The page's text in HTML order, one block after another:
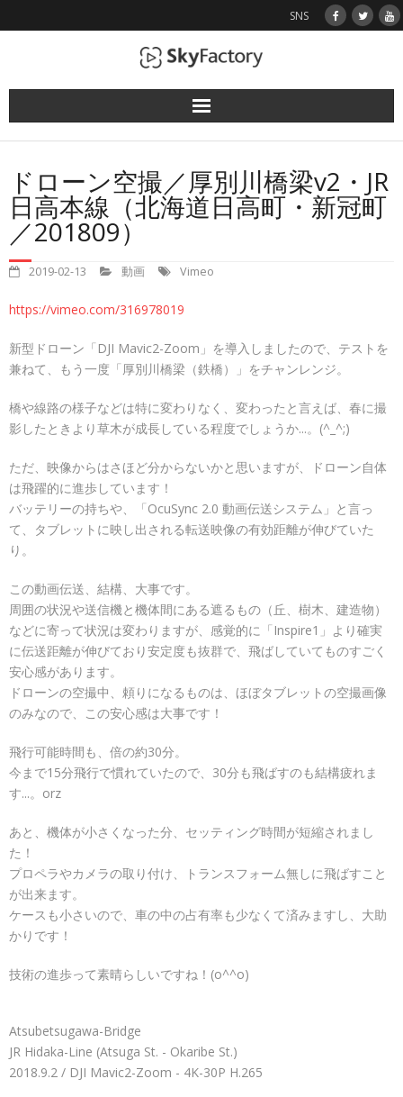
SNS
使用機（ドローン）
業務実績
空撮画像
お問い合わせ
ドローン空撮／厚別川橋梁v2・JR
日高本線（北海道日高町・新冠町
／201809）
2019-02-13 動画 Vimeo
https://vimeo.com/316978019
新型ドローン「DJI Mavic2-Zoom」を導入しましたので、テストを
兼ねて、もう一度「厚別川橋梁（鉄橋）」をチャンレンジ。
橋や線路の様子などは特に変わりなく、変わったと言えば、春に撮
影したときより草木が成長している程度でしょうか...。(^_^;)
ただ、映像からはさほど分からないかと思いますが、ドローン自体
は飛躍的に進歩しています！
バッテリーの持ちや、「OcuSync 2.0 動画伝送システム」と言っ
て、タブレットに映し出される転送映像の有効距離が伸びていた
り。
この動画伝送、結構、大事です。
周囲の状況や送信機と機体間にある遮るもの（丘、樹木、建造物）
などに寄って状況は変わりますが、感覚的に「Inspire1」より確実
に伝送距離が伸びており安定度も抜群で、飛ばしていてものすごく
安心感があります。
ドローンの空撮中、頼りになるものは、ほぼタブレットの空撮画像
のみなので、この安心感は大事です！
飛行可能時間も、倍の約30分。
今まで15分飛行で慣れていたので、30分も飛ばすのも結構疲れま
す...。orz
あと、機体が小さくなった分、セッティング時間が短縮されまし
た！
プロペラやカメラの取り付け、トランスフォーム無しに飛ばすこと
が出来ます。
ケースも小さいので、車の中の占有率も少なくて済みますし、大助
かりです！
技術の進歩って素晴らしいですね！(o^^o)
Atsubetsugawa-Bridge
JR Hidaka-Line (Atsuga St. - Okaribe St.)
2018.9.2 / DJI Mavic2-Zoom - 4K-30P H.265